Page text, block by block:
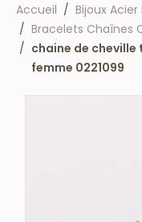
Accueil
Bijoux
Bracelets Chaînes
chaine de
femme 0221099